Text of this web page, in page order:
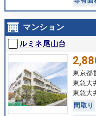
マンション
ルミネ尾山台
東京都
東急大
東急大
間 取 り